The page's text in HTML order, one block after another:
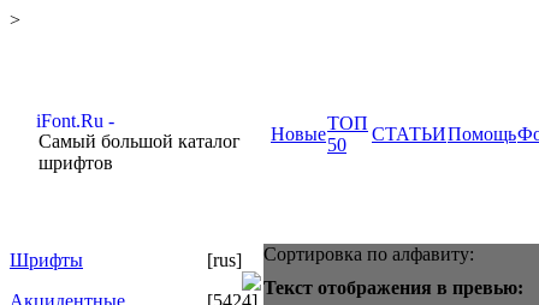
>
Самый большой каталог
шрифтов
Новые
ТОП
50
СТАТЬИПомощь
Шрифты
[rus]
Акцидентные
[5424]
Сортировка по алфавиту:
Текст отображения в превью: